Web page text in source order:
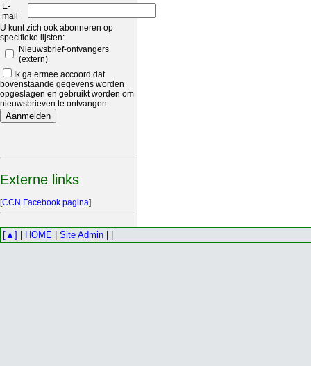
E-
mail
U kunt zich ook abonneren op
specifieke lijsten:
Nieuwsbrief-ontvangers
(extern)
Ik ga ermee accoord dat
bovenstaande gegevens worden
opgeslagen en gebruikt worden om
nieuwsbrieven te ontvangen
Externe links
[CCN Facebook pagina]
[▲] HOME Site Admin